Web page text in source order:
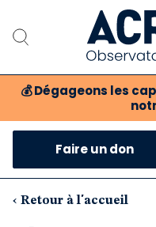
💰 Dégageons les
Notre
Nos
Faire un don
‹ Retour à l'accueil